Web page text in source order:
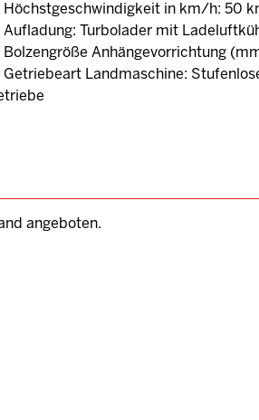
Höchstgeschwindigkeit in km/h: 50
Aufladung: Turbolader mit
Bolzengröße Anhängevorrichtung
Getriebeart Landmaschine:
angeboten.